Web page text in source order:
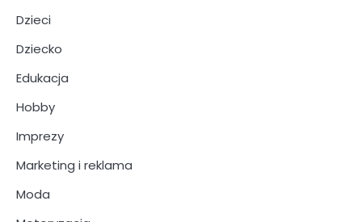
Dzieci
Dziecko
Edukacja
Hobby
Imprezy
Marketing i reklama
Moda